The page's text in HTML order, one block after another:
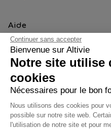
Aide
FAQ
Nous contacter
Gestion des cookies
Données personnelles Facebook
Plan de site
Continuer sans accepter
Bienvenue sur Altivie
Notre site utilise
cookies
Nécessaires pour le bon
Nous utilisons des cookies pour
possible sur notre site web.
l'utilisation de notre site et pour